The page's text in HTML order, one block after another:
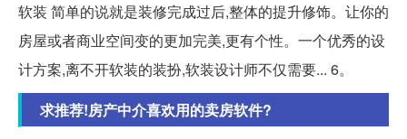
软装 简单的说就是装修完成过后,整体的提升修饰。让你的
房屋或者商业空间变的更加完美,更有个性。一个优秀的设
计方案,离不开软装的装扮,软装设计师不仅需要... 6。
求推荐!房产中介喜欢用的卖房软件?